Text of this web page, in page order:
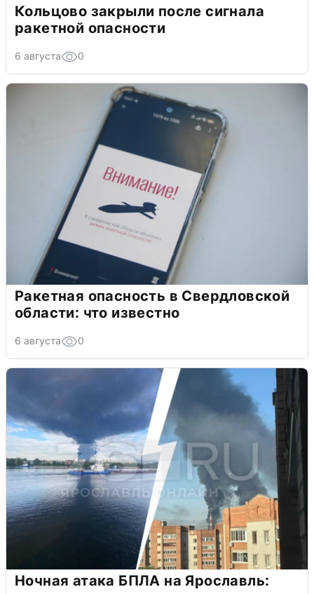
Кольцово закрыли после сигнала
ракетной опасности
6 августа 0
Ракетная опасность в Свердловской
области: что известно
6 августа 0
Ночная атака БПЛА на Ярославль: